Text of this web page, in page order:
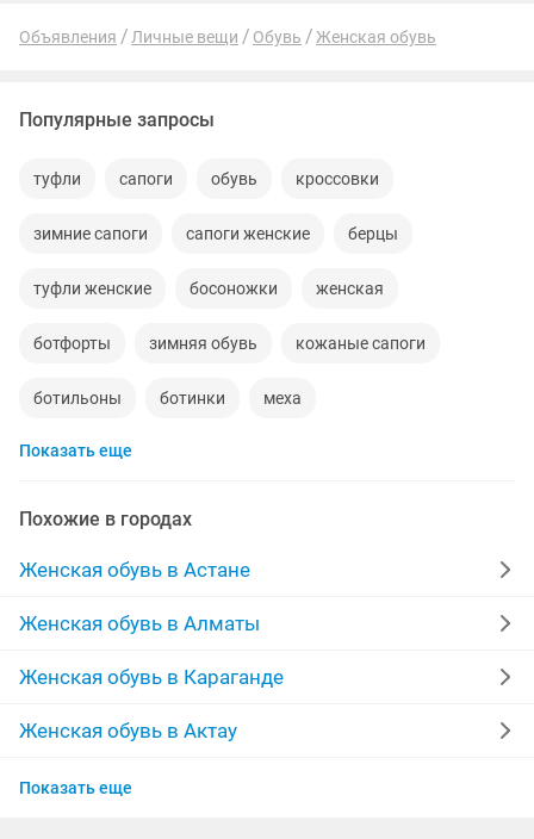
Объявления Личные вещи Обувь Женская обувь
Популярные запросы
туфли сапоги обувь кроссовки
зимние сапоги сапоги женские берцы
туфли женские босоножки женская
ботфорты зимняя обувь кожаные сапоги
ботильоны ботинки меха
кроссовки женские
сапоги резиновые новые зимние
кеды сапоги зимние новые
осенние сапоги лодочки
сапоги замшевые adidas
женские зимние сапоги
Показать еще
Похожие в городах
Женская обувь в Астане
Женская обувь в Алматы
Женская обувь в Караганде
Женская обувь в Актау
Женская обувь в Костанае
Показать еще